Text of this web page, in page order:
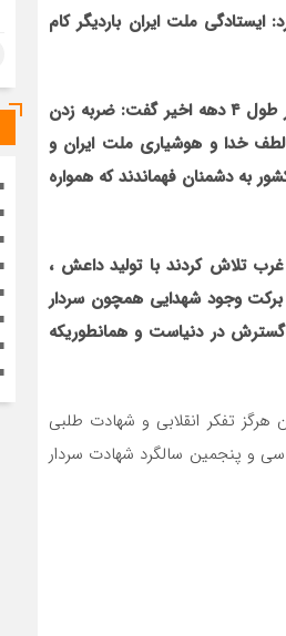
ایستادگی ملت ایران باردیگر کام
وی در بخش دیگری از سخنان خود با برشمردن ویژگی‌های رهبری و منویات ایشان در طول ۴ دهه اخیر گفت: ضربه زدن
لطف خدا و هوشیاری ملت ایران و
به دشمنان فهماندند که همواره
غرب تلاش کردند با تولید داعش ،
برکت وجود شهدایی همچون سردار
در دنیاست و همانطوریکه
هرگز تفکر انقلابی و شهادت طلبی